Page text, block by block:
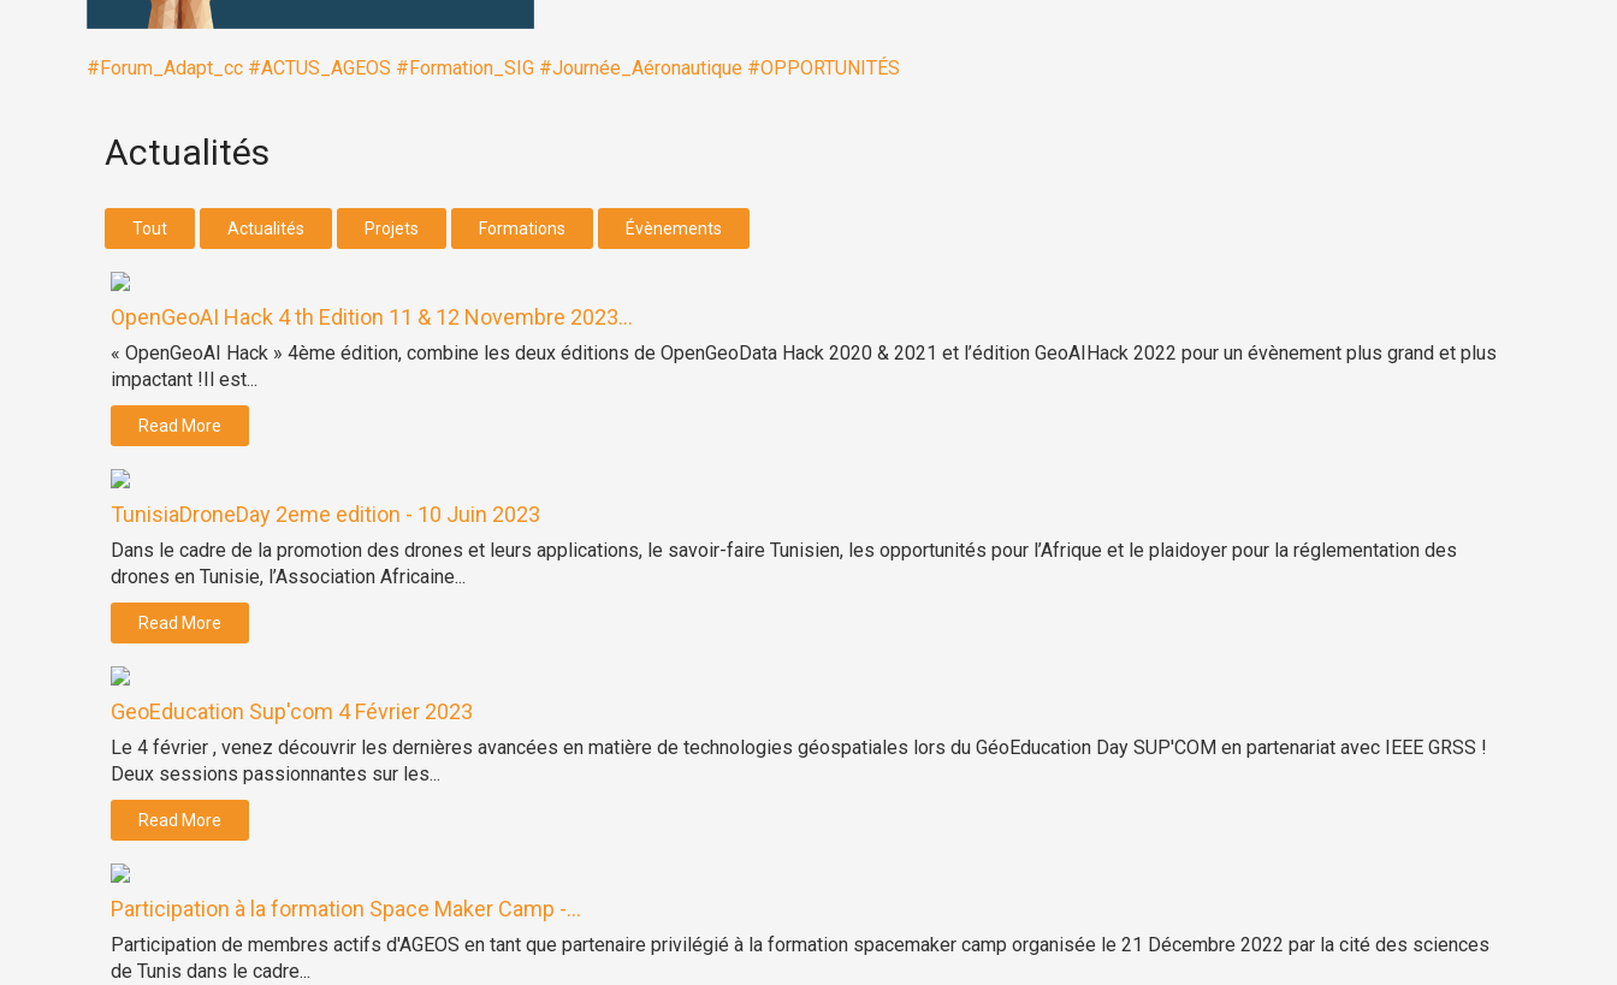
#Forum_Adapt_cc #ACTUS_AGEOS #Formation_SIG #Journée_Aéronautique #OPPORTUNITÉS
Actualités
Tout Actualités Projets Formations Évènements
OpenGeoAI Hack 4 th Edition 11 & 12 Novembre 2023...
« OpenGeoAI Hack » 4ème édition, combine les deux éditions de OpenGeoData Hack 2020 & 2021 et l’édition GeoAIHack 2022 pour un évènement plus grand et plus
impactant !Il est...
Read More
TunisiaDroneDay 2eme edition - 10 Juin 2023
Dans le cadre de la promotion des drones et leurs applications, le savoir-faire Tunisien, les opportunités pour l’Afrique et le plaidoyer pour la réglementation des
drones en Tunisie, l’Association Africaine...
Read More
GeoEducation Sup'com 4 Février 2023
Le 4 février , venez découvrir les dernières avancées en matière de technologies géospatiales lors du GéoEducation Day SUP'COM en partenariat avec IEEE GRSS !
Deux sessions passionnantes sur les...
Read More
Participation à la formation Space Maker Camp -...
Participation de membres actifs d'AGEOS en tant que partenaire privilégié à la formation spacemaker camp organisée le 21 Décembre 2022 par la cité des sciences
de Tunis dans le cadre...